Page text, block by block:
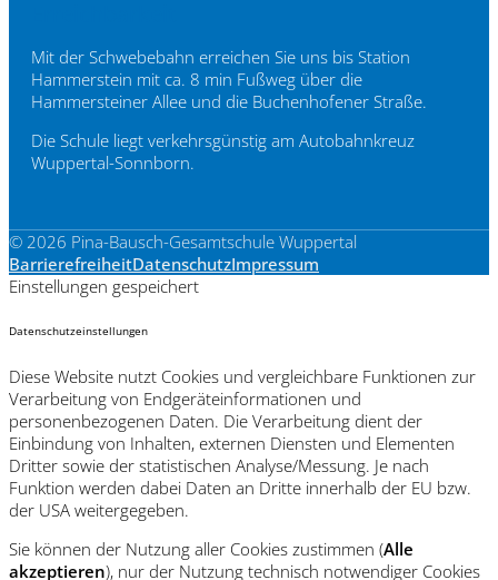
Mit der Schwebebahn erreichen Sie uns bis Station
Hammerstein mit ca. 8 min Fußweg über die
Hammersteiner Allee und die Buchenhofener Straße.
Die Schule liegt verkehrsgünstig am Autobahnkreuz
Wuppertal-Sonnborn.
© 2026 Pina-Bausch-Gesamtschule Wuppertal
BarrierefreiheitDatenschutzImpressum
Einstellungen gespeichert
Datenschutzeinstellungen
Diese Website nutzt Cookies und vergleichbare Funktionen zur
Verarbeitung von Endgeräteinformationen und
personenbezogenen Daten. Die Verarbeitung dient der
Einbindung von Inhalten, externen Diensten und Elementen
Dritter sowie der statistischen Analyse/Messung. Je nach
Funktion werden dabei Daten an Dritte innerhalb der EU bzw.
der USA weitergegeben.
Sie können der Nutzung aller Cookies zustimmen (Alle
akzeptieren), nur der Nutzung technisch notwendiger Cookies